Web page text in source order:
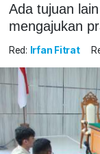
Ada tujuan
mengajukan
Red: Irfan Fitrat